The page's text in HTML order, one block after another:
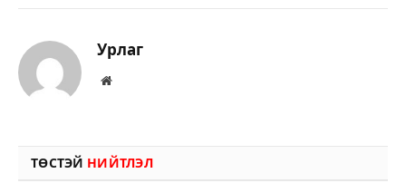
Урлаг
Вэбсайт
ТӨСТЭЙ НИЙТЛЭЛ